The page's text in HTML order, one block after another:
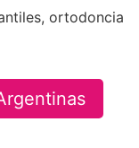
ortodoncia